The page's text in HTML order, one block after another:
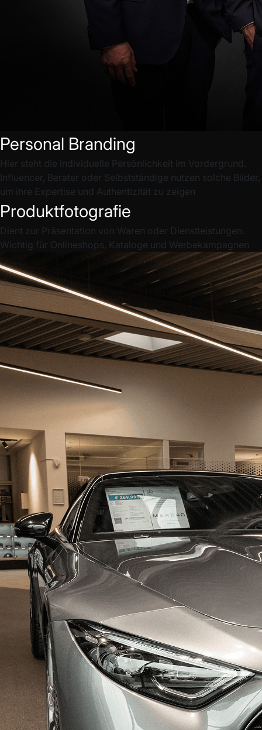
Personal Branding
Hier steht die individuelle Persönlichkeit im Vordergrund.
Influencer, Berater oder Selbstständige nutzen solche Bilder,
um ihre Expertise und Authentizität zu zeigen
Produktfotografie
Dient zur Präsentation von Waren oder Dienstleistungen.
Wichtig für Onlineshops, Kataloge und Werbekampagnen